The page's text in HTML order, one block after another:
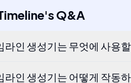
'sQ&A
라인 생성기는 무엇에 사용
라인 생성기는 어떻게 작동